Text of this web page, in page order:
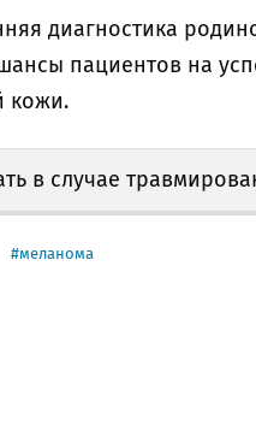
диагностика
пациентов на
кожи.
в случае
меланома